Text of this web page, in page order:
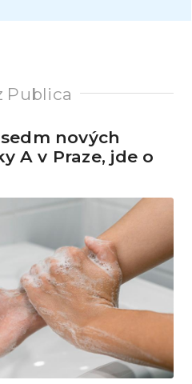
Publica
nových
A v Praze, jde o